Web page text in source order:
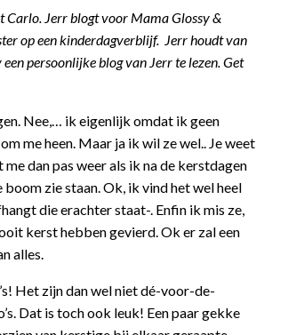
Carlo. Jerr blogt voor Mama Glossy &
op een kinderdagverblijf. Jerr houdt van
persoonlijke blog van Jerr te lezen. Get
Nee,… ik eigenlijk omdat ik geen
me heen. Maar ja ik wil ze wel.. Je weet
dan pas weer als ik na de kerstdagen
zie staan. Ok, ik vind het wel heel
die erachter staat-. Enfin ik mis ze,
kerst hebben gevierd. Ok er zal een
alles.
Het zijn dan wel niet dé-voor-de-
Dat is toch ook leuk! Een paar gekke